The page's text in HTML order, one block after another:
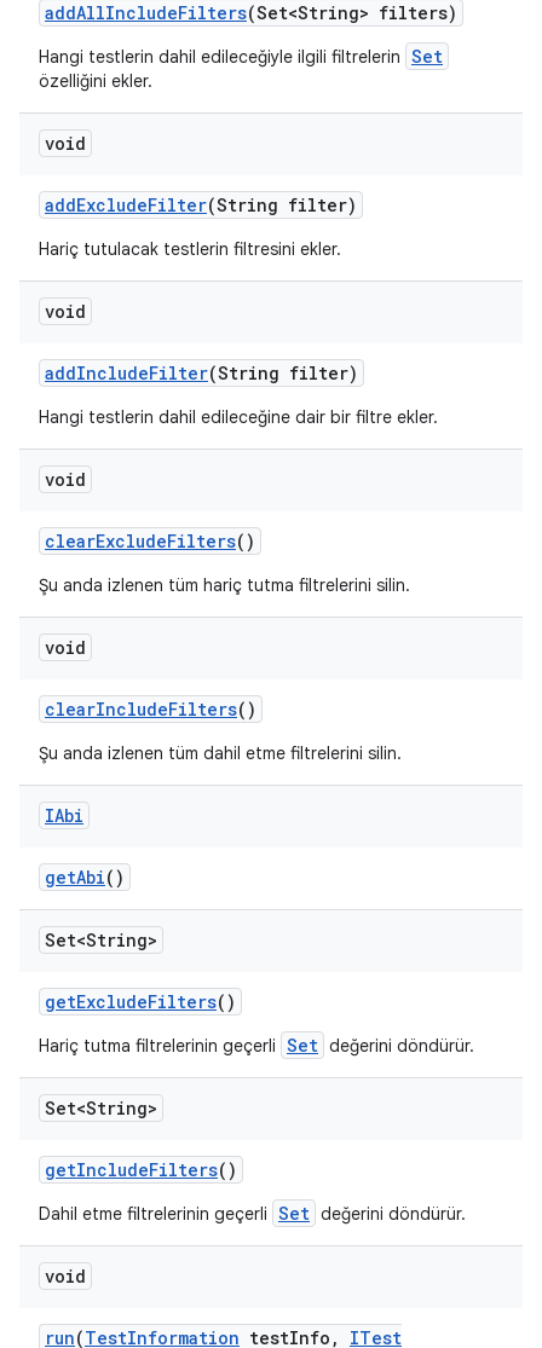
addAllIncludeFilters(Set<String> filters)
Hangi testlerin dahil edileceğiyle ilgili filtrelerin Set
özelliğini ekler.
void
addExcludeFilter(String filter)
Hariç tutulacak testlerin filtresini ekler.
void
addIncludeFilter(String filter)
Hangi testlerin dahil edileceğine dair bir filtre ekler.
void
clearExcludeFilters()
Şu anda izlenen tüm hariç tutma filtrelerini silin.
void
clearIncludeFilters()
Şu anda izlenen tüm dahil etme filtrelerini silin.
IAbi
getAbi()
Set<String>
getExcludeFilters()
Hariç tutma filtrelerinin geçerli Set değerini döndürür.
Set<String>
getIncludeFilters()
Dahil etme filtrelerinin geçerli Set değerini döndürür.
void
run(TestInformation testInfo , ITest